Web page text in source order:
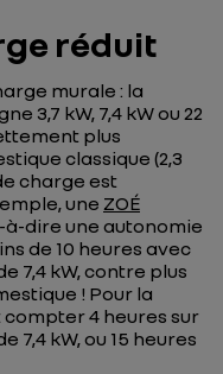
réduit
murale : la
3,7 kW, 7,4 kW ou 22
plus
classique (2,3
charge est
une ZOÉ
dire une autonomie
de 10 heures avec
7,4 kW, contre plus
! Pour la
compter 4 heures sur
7,4 kW, ou 15 heures